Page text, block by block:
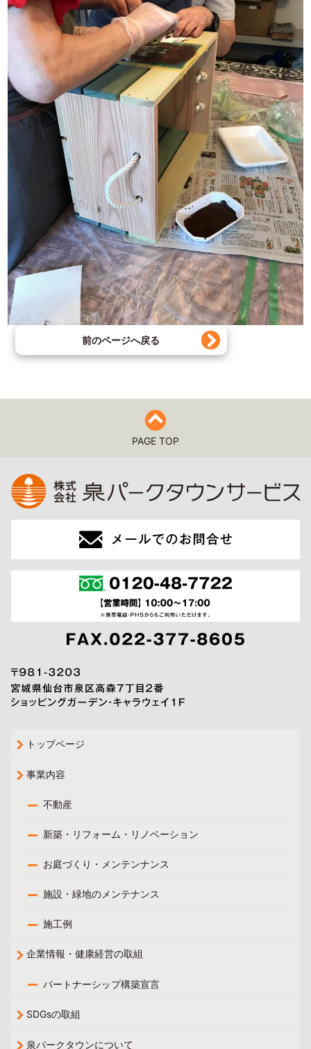
前のページへ戻る
PAGE TOP
トップページ
事業内容
不動産
新築・リフォーム・リノベーション
お庭づくり・メンテンナンス
施設・緑地のメンテナンス
施工例
企業情報・健康経営の取組
パートナーシップ構築宣言
SDGsの取組
泉パークタウンについて